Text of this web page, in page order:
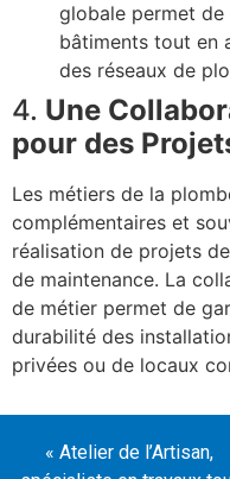
globale permet
bâtiments tout en
des réseaux de
4. Une
pour des
Les métiers de la
complémentaires et
réalisation de projets
de maintenance. La
de métier permet de
durabilité des
privées ou de locaux
« Atelier de l’Artisan,